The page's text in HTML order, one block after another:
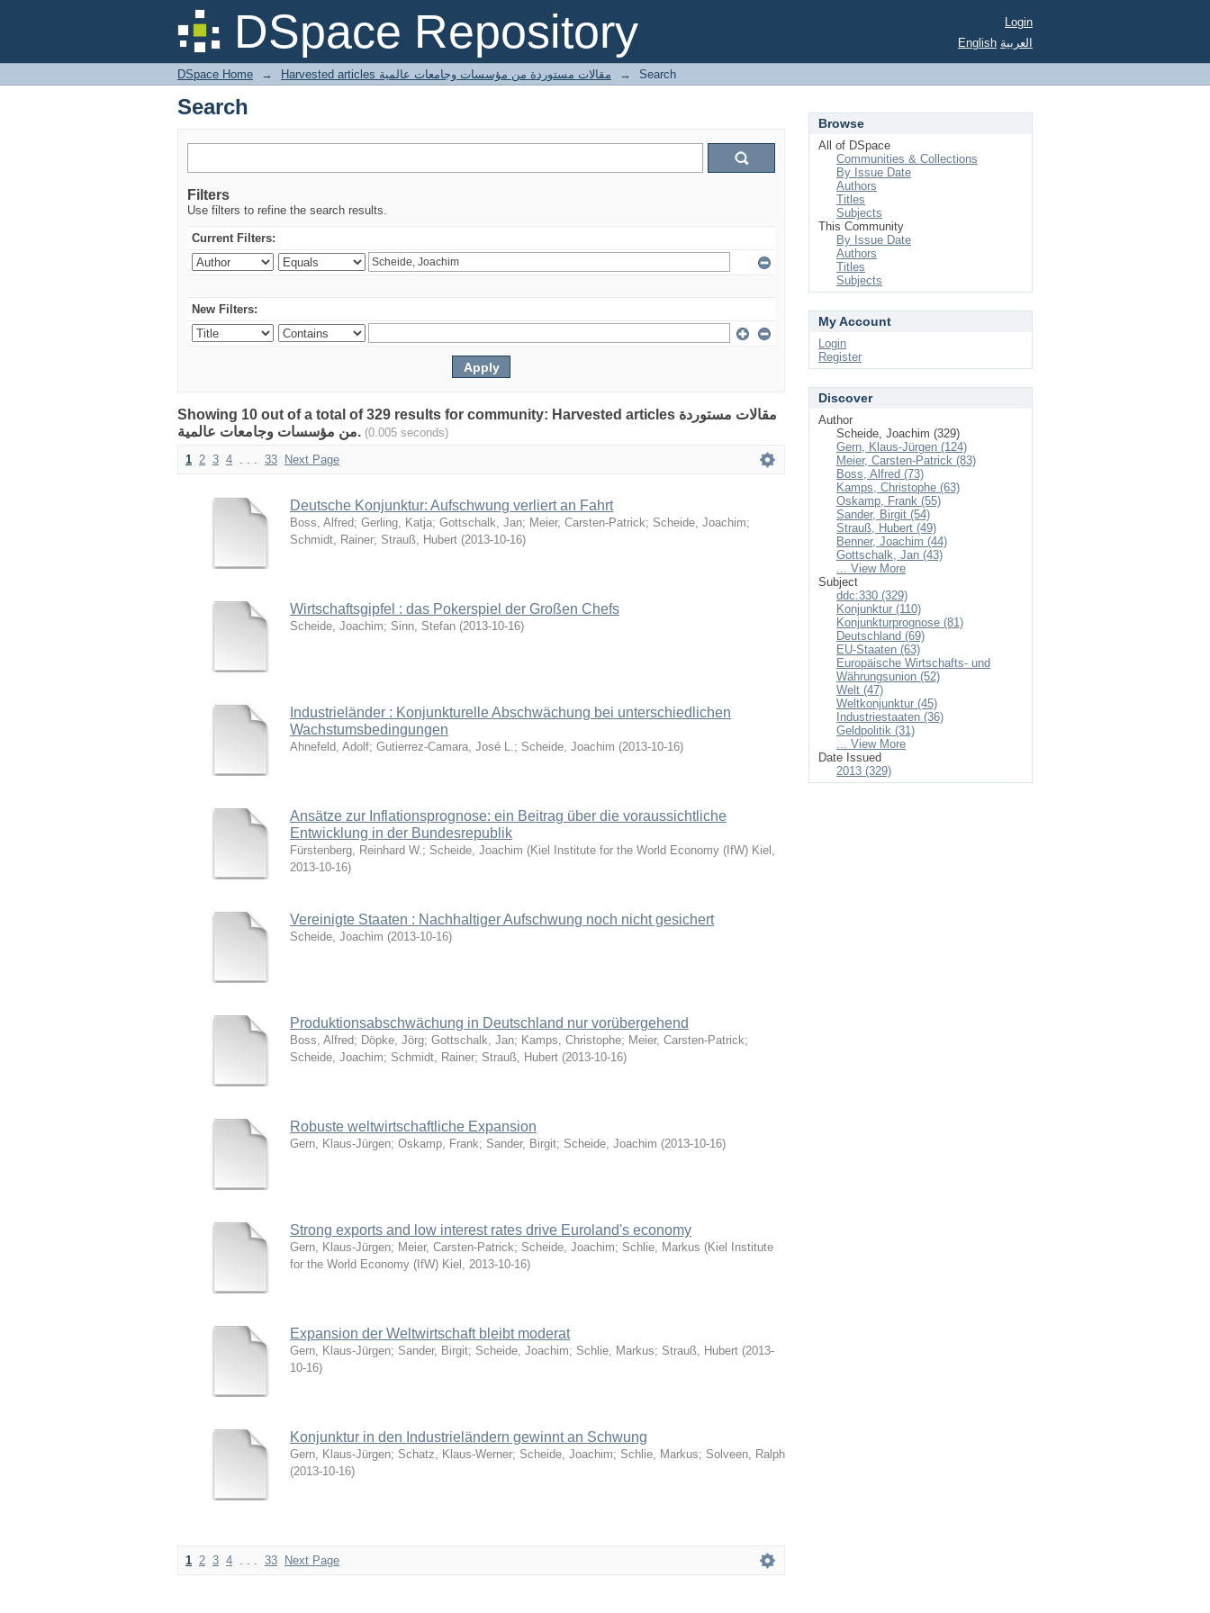
DSpace Repository
Search
Login
English العربية
DSpace Home → Harvested articles مقالات مستوردة من مؤسسات وجامعات عالمية → Search
Search
Filters
Use filters to refine the search results.
Current Filters:
New Filters:
Showing 10 out of a total of 329 results for community: Harvested articles مقالات مستوردة
من مؤسسات وجامعات عالمية.
(0.005 seconds)
1 2 3 4 . . . 33 Next Page
Deutsche Konjunktur: Aufschwung verliert an Fahrt
Boss, Alfred; Gerling, Katja; Gottschalk, Jan; Meier, Carsten-Patrick; Scheide, Joachim;
Schmidt, Rainer; Strauß, Hubert (2013-10-16)
Wirtschaftsgipfel : das Pokerspiel der Großen Chefs
Scheide, Joachim; Sinn, Stefan (2013-10-16)
Industrieländer : Konjunkturelle Abschwächung bei unterschiedlichen
Wachstumsbedingungen
Ahnefeld, Adolf; Gutierrez-Camara, José L.; Scheide, Joachim (2013-10-16)
Ansätze zur Inflationsprognose: ein Beitrag über die voraussichtliche
Entwicklung in der Bundesrepublik
Fürstenberg, Reinhard W.; Scheide, Joachim (Kiel Institute for the World Economy (IfW) Kiel ,
2013-10-16)
Vereinigte Staaten : Nachhaltiger Aufschwung noch nicht gesichert
Scheide, Joachim (2013-10-16)
Produktionsabschwächung in Deutschland nur vorübergehend
Boss, Alfred; Döpke, Jörg; Gottschalk, Jan; Kamps, Christophe; Meier, Carsten-Patrick;
Scheide, Joachim; Schmidt, Rainer; Strauß, Hubert (2013-10-16)
Robuste weltwirtschaftliche Expansion
Gern, Klaus-Jürgen; Oskamp, Frank; Sander, Birgit; Scheide, Joachim (2013-10-16)
Strong exports and low interest rates drive Euroland's economy
Gern, Klaus-Jürgen; Meier, Carsten-Patrick; Scheide, Joachim; Schlie, Markus (Kiel Institute
for the World Economy (IfW) Kiel , 2013-10-16)
Expansion der Weltwirtschaft bleibt moderat
Gern, Klaus-Jürgen; Sander, Birgit; Scheide, Joachim; Schlie, Markus; Strauß, Hubert (2013-
10-16)
Konjunktur in den Industrieländern gewinnt an Schwung
Gern, Klaus-Jürgen; Schatz, Klaus-Werner; Scheide, Joachim; Schlie, Markus; Solveen, Ralph
(2013-10-16)
1 2 3 4 . . . 33 Next Page
Browse
All of DSpace
Communities & Collections
By Issue Date
Authors
Titles
Subjects
This Community
By Issue Date
Authors
Titles
Subjects
My Account
Login
Register
Discover
Author
Scheide, Joachim (329)
Gern, Klaus-Jürgen (124)
Meier, Carsten-Patrick (83)
Boss, Alfred (73)
Kamps, Christophe (63)
Oskamp, Frank (55)
Sander, Birgit (54)
Strauß, Hubert (49)
Benner, Joachim (44)
Gottschalk, Jan (43)
... View More
Subject
ddc:330 (329)
Konjunktur (110)
Konjunkturprognose (81)
Deutschland (69)
EU-Staaten (63)
Europäische Wirtschafts- und
Währungsunion (52)
Welt (47)
Weltkonjunktur (45)
Industriestaaten (36)
Geldpolitik (31)
... View More
Date Issued
2013 (329)